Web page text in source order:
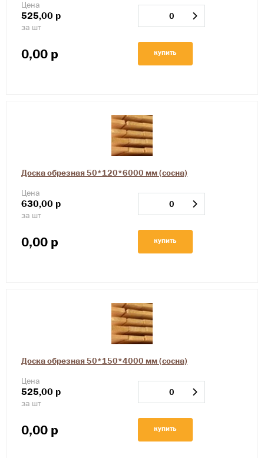
Цена
525,00 р
за шт
0,00 р купить
Доска обрезная 50*120*6000 мм (сосна)
Цена
630,00 р
за шт
0,00 р купить
Доска обрезная 50*150*4000 мм (сосна)
Цена
525,00 р
за шт
0,00 р купить